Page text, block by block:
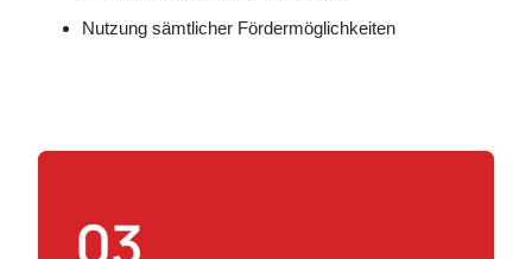
Nutzung sämtlicher Fördermöglichkeiten